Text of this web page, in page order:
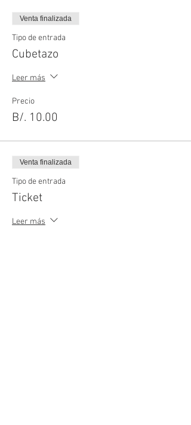
Venta finalizada
Tipo de entrada
Cubetazo
Leer más
Precio
B/. 10.00
Venta finalizada
Tipo de entrada
Ticket
Leer más